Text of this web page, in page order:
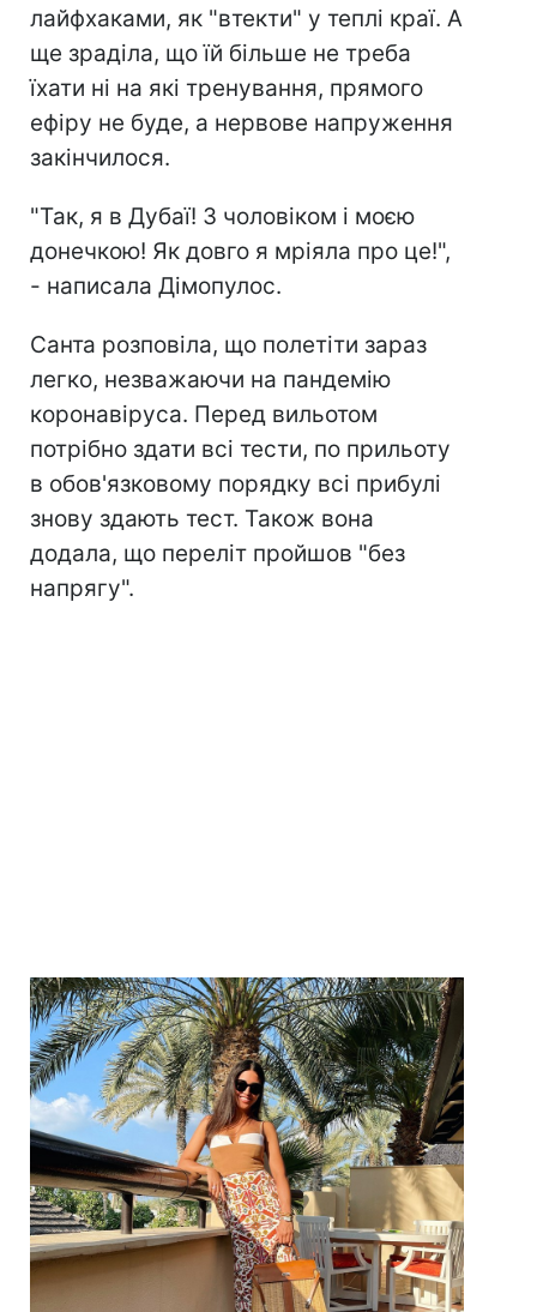
лайфхаками, як "втекти" у теплі краї. А
ще зраділа, що їй більше не треба
їхати ні на які тренування, прямого
ефіру не буде, а нервове напруження
закінчилося.
"Так, я в Дубаї! З чоловіком і моєю
донечкою! Як довго я мріяла про це!",
- написала Дімопулос.
Санта розповіла, що полетіти зараз
легко, незважаючи на пандемію
коронавіруса. Перед вильотом
потрібно здати всі тести, по прильоту
в обов'язковому порядку всі прибулі
знову здають тест. Також вона
додала, що переліт пройшов "без
напрягу".